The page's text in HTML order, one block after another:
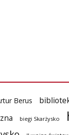
Berus
biegi Skarżysko